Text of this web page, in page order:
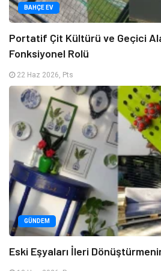
BAHÇE EV
Portatif Çit Kültürü ve Geçici
Fonksiyonel Rolü
22 Haz 2026, Pts
GÜNDEM
Eski Eşyaları İleri